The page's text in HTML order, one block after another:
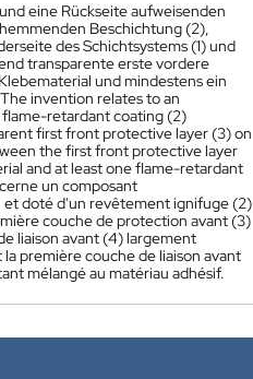
eine Rückseite aufweisenden
Beschichtung (2),
des Schichtsystems (1) und
transparente erste vordere
und mindestens ein
The invention relates to an
flame-retardant coating (2)
first front protective layer (3) on
the first front protective layer
and at least one flame-retardant
un composant
et doté d'un revêtement ignifuge (2)
couche de protection avant (3)
liaison avant (4) largement
première couche de liaison avant
mélangé au matériau adhésif.